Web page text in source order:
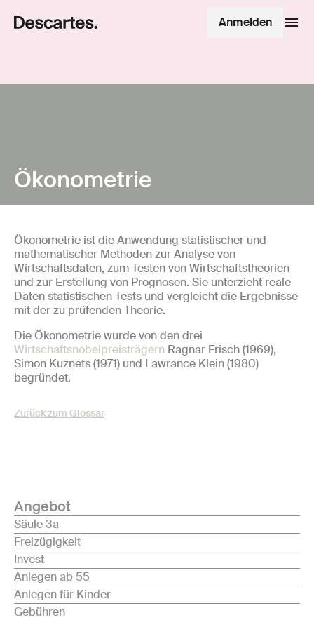
Anmelden
Ökonometrie
Ökonometrie ist die Anwendung statistischer und
mathematischer Methoden zur Analyse von
Wirtschaftsdaten, zum Testen von Wirtschaftstheorien
und zur Erstellung von Prognosen. Sie unterzieht reale
Daten statistischen Tests und vergleicht die Ergebnisse
mit der zu prüfenden Theorie.
Die Ökonometrie wurde von den drei
Wirtschaftsnobelpreisträgern Ragnar Frisch (1969),
Simon Kuznets (1971) und Lawrance Klein (1980)
begründet.
Zurück zum Glossar
Angebot
Säule 3a
Freizügigkeit
Invest
Anlegen ab 55
Anlegen für Kinder
Gebühren